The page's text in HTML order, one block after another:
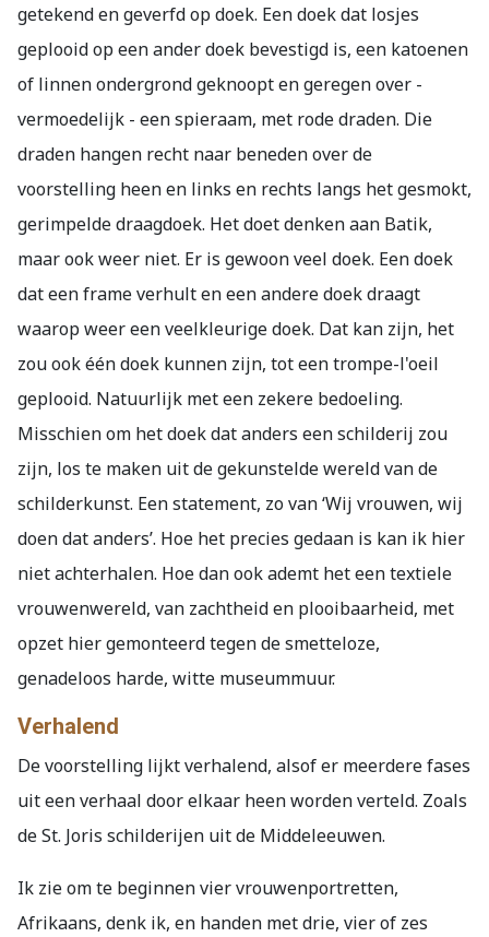
getekend en geverfd op doek. Een doek dat losjes
geplooid op een ander doek bevestigd is, een katoenen
of linnen ondergrond geknoopt en geregen over -
vermoedelijk - een spieraam, met rode draden. Die
draden hangen recht naar beneden over de
voorstelling heen en links en rechts langs het gesmokt,
gerimpelde draagdoek. Het doet denken aan Batik,
maar ook weer niet. Er is gewoon veel doek. Een doek
dat een frame verhult en een andere doek draagt
waarop weer een veelkleurige doek. Dat kan zijn, het
zou ook één doek kunnen zijn, tot een trompe-l'oeil
geplooid. Natuurlijk met een zekere bedoeling.
Misschien om het doek dat anders een schilderij zou
zijn, los te maken uit de gekunstelde wereld van de
schilderkunst. Een statement, zo van ‘Wij vrouwen, wij
doen dat anders’. Hoe het precies gedaan is kan ik hier
niet achterhalen. Hoe dan ook ademt het een textiele
vrouwenwereld, van zachtheid en plooibaarheid, met
opzet hier gemonteerd tegen de smetteloze,
genadeloos harde, witte museummuur.
Verhalend
De voorstelling lijkt verhalend, alsof er meerdere fases
uit een verhaal door elkaar heen worden verteld. Zoals
de St. Joris schilderijen uit de Middeleeuwen.
Ik zie om te beginnen vier vrouwenportretten,
Afrikaans, denk ik, en handen met drie, vier of zes